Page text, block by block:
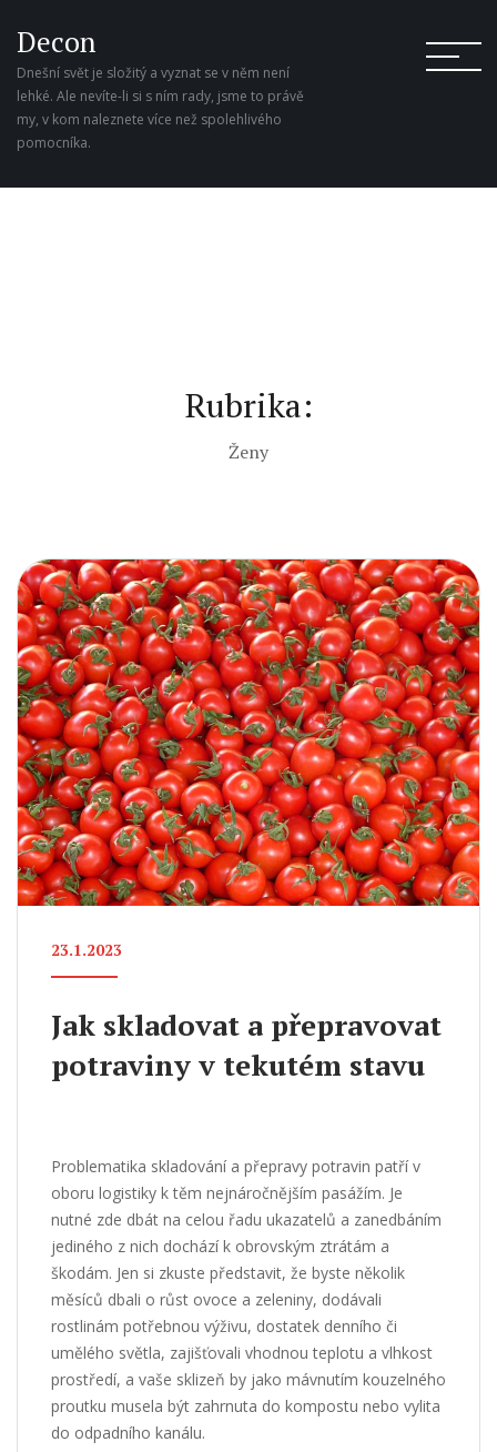
Decon
Dnešní svět je složitý a vyznat se v něm není
lehké. Ale nevíte-li si s ním rady, jsme to právě
my, v kom naleznete více než spolehlivého
pomocníka.
Rubrika:
Ženy
23.1.2023
Jak skladovat a přepravovat
potraviny v tekutém stavu
Problematika skladování a přepravy potravin patří v
oboru logistiky k těm nejnáročnějším pasážím. Je
nutné zde dbát na celou řadu ukazatelů a zanedbáním
jediného z nich dochází k obrovským ztrátám a
škodám. Jen si zkuste představit, že byste několik
měsíců dbali o růst ovoce a zeleniny, dodávali
rostlinám potřebnou výživu, dostatek denního či
umělého světla, zajišťovali vhodnou teplotu a vlhkost
prostředí, a vaše sklizeň by jako mávnutím kouzelného
proutku musela být zahrnuta do kompostu nebo vylita
do odpadního kanálu.